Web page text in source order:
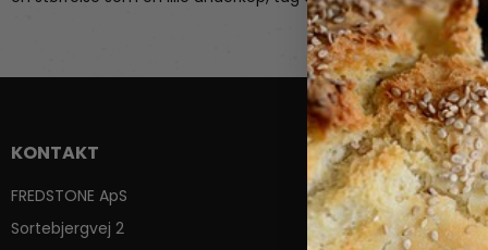
KONTAKT
FREDSTONE ApS
Sortebjergvej 2
MÆRKER
Fredstone Grill &
Kamado